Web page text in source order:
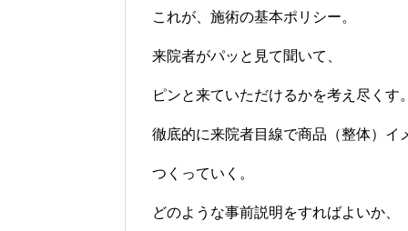
これが、施術の基本ポリシー。
来院者がパッと見て聞いて、
ピンと来ていただけるかを考え尽くす。
徹底的に来院者目線で商品（整体）イ
つくっていく。
どのような事前説明をすればよいか、